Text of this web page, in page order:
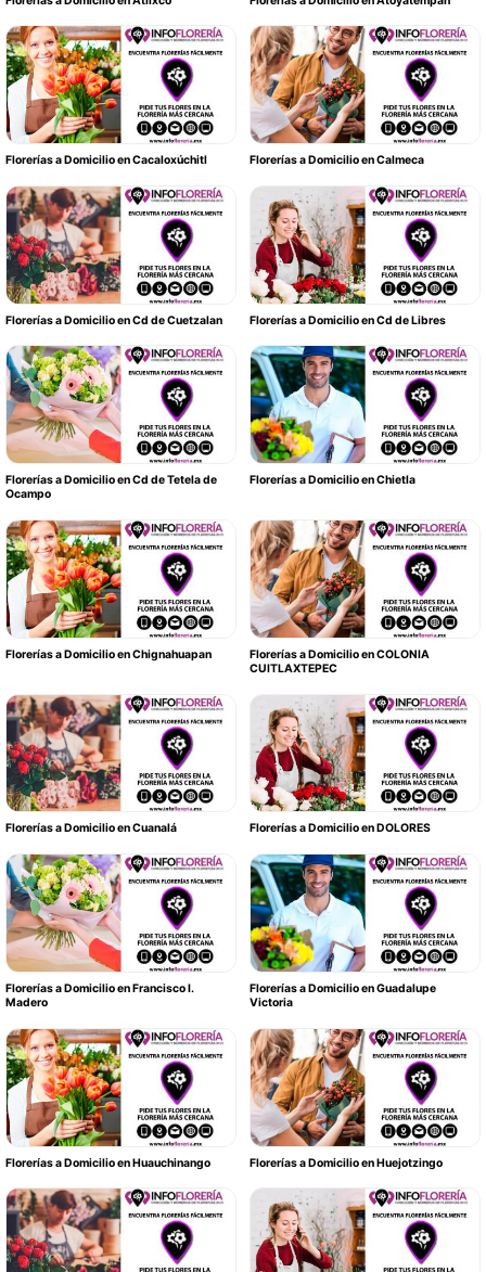
Florerías a Domicilio en Cacaloxúchitl Florerías a Domicilio en Calmeca
Florerías a Domicilio en Cd de Cuetzalan Florerías a Domicilio en Cd de Libres
Florerías a Domicilio en Cd de Tetela de
Ocampo
Florerías a Domicilio en Chietla
Florerías a Domicilio en Chignahuapan
Florerías a Domicilio en COLONIA
CUITLAXTEPEC
Florerías a Domicilio en Cuanalá Florerías a Domicilio en DOLORES
Florerías a Domicilio en Francisco I.
Madero
Florerías a Domicilio en Guadalupe
Victoria
Florerías a Domicilio en Huauchinango Florerías a Domicilio en Huejotzingo